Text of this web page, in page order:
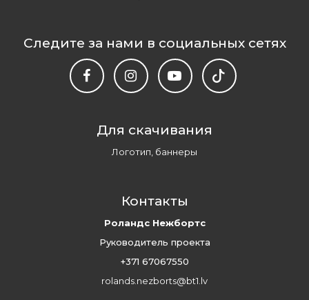
Следите за нами в социальных сетях
Для скачивания
Логотип, баннеры
Контакты
Роландс Нежбортс
Руководитель проекта
+371 67067550
rolands.nezborts@bt1.lv